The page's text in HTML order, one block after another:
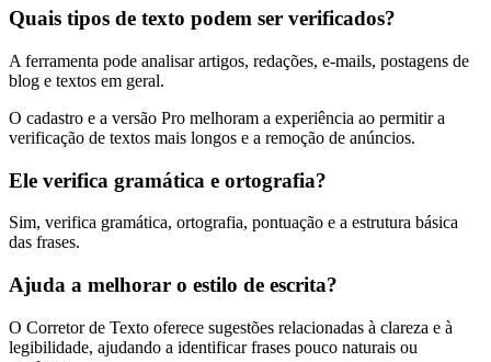
Quais tipos de texto podem ser verificados?
A ferramenta pode analisar artigos, redações, e-mails, postagens de
blog e textos em geral.
O cadastro e a versão Pro melhoram a experiência ao permitir a
verificação de textos mais longos e a remoção de anúncios.
Ele verifica gramática e ortografia?
Sim, verifica gramática, ortografia, pontuação e a estrutura básica
das frases.
Ajuda a melhorar o estilo de escrita?
O Corretor de Texto oferece sugestões relacionadas à clareza e à
legibilidade, ajudando a identificar frases pouco naturais ou